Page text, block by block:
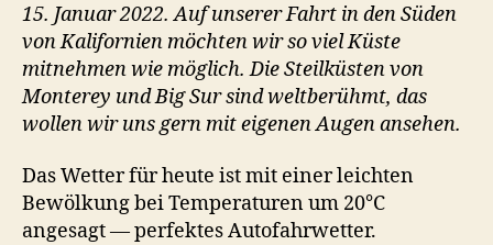
15. Januar 2022. Auf unserer Fahrt in den Süden
von Kalifornien möchten wir so viel Küste
mitnehmen wie möglich. Die Steilküsten von
Monterey und Big Sur sind weltberühmt, das
wollen wir uns gern mit eigenen Augen ansehen.
Das Wetter für heute ist mit einer leichten
Bewölkung bei Temperaturen um 20°C
angesagt — perfektes Autofahrwetter.